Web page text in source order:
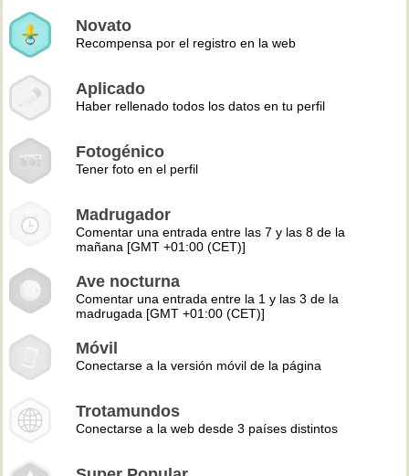
Novato
Recompensa por el registro en la web
Aplicado
Haber rellenado todos los datos en tu perfil
Fotogénico
Tener foto en el perfil
Madrugador
Comentar una entrada entre las 7 y las 8 de la
mañana [GMT +01:00 (CET)]
Ave nocturna
Comentar una entrada entre la 1 y las 3 de la
madrugada [GMT +01:00 (CET)]
Móvil
Conectarse a la versión móvil de la página
Trotamundos
Conectarse a la web desde 3 países distintos